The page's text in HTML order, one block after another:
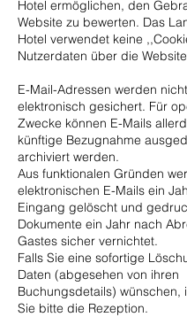
Hotel ermöglichen, den
Website zu bewerten. Das
Hotel verwendet keine
Nutzerdaten über die
E-Mail-Adressen werden
elektronisch gesichert. Für
Zwecke können E-Mails
künftige Bezugnahme
archiviert werden.
Aus funktionalen Gründen
elektronischen E-Mails ein
Eingang gelöscht und
Dokumente ein Jahr nach
Gastes sicher vernichtet.
Falls Sie eine sofortige
Daten (abgesehen von ihren
Buchungsdetails) wünschen,
Sie bitte die Rezeption.